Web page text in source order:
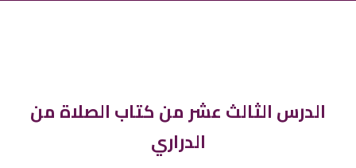
الدرس الثالث عشر من كتاب الصلاة من
الدراري